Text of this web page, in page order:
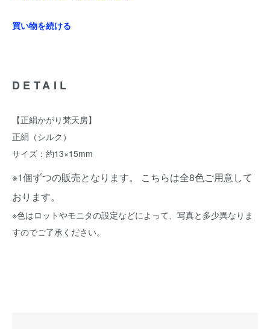
買い物を続ける
DETAIL
【正絹かがり梵天房】
正絹（シルク）
サイズ：約13×15mm
※1個ずつの販売となります。 こちらは全8色ご用意して
おります。
※色はロットやモニタの設定などによって、写真と多少異なりま
すのでご了承ください。